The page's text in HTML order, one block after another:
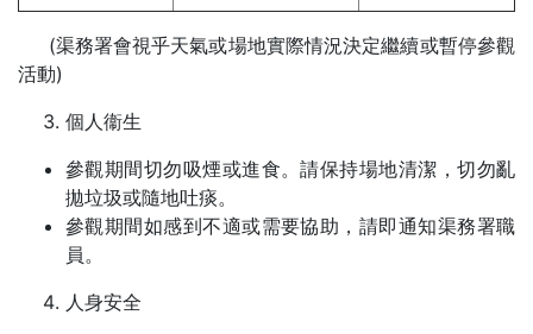
(渠務署會視乎天氣或場地實際情況決定繼續或暫停參觀
活動)
個人衞生
參觀期間切勿吸煙或進食。請保持場地清潔，切勿亂
拋垃圾或隨地吐痰。
參觀期間如感到不適或需要協助，請即通知渠務署職
員。
人身安全